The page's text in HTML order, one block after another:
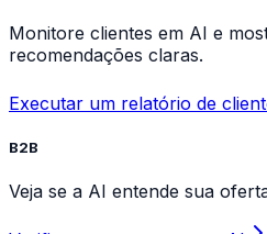
Monitore clientes em AI e
recomendações claras.
Executar um relatório de
B2B
Veja se a AI entende sua